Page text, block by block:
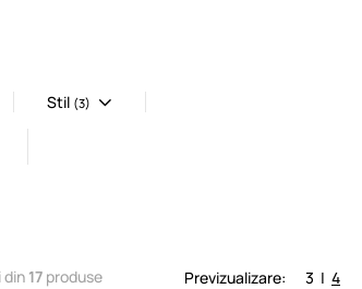
Stil (3)
din 17 produse Previzualizare: 3 | 4